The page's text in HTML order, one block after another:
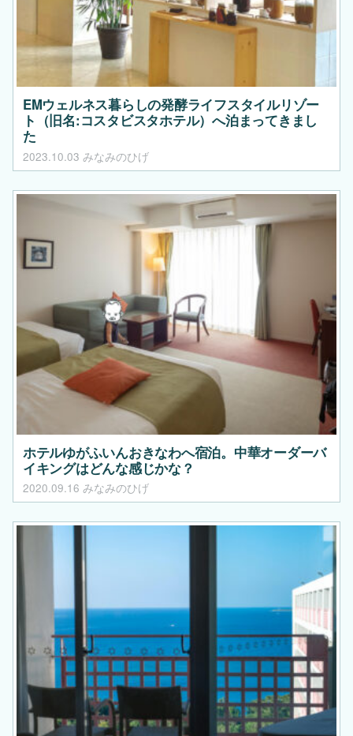
EMウェルネス暮らしの発酵ライフスタイルリゾー
ト（旧名:コスタビスタホテル）へ泊まってきまし
た
2023.10.03 みなみのひげ
ホテルゆがふいんおきなわへ宿泊。中華オーダーバ
イキングはどんな感じかな？
2020.09.16 みなみのひげ